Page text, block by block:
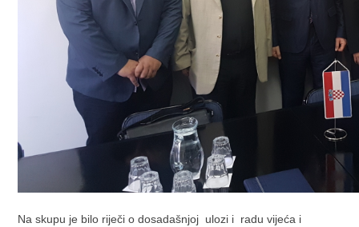
Na skupu je bilo riječi o dosadašnjoj ulozi i radu vijeća i